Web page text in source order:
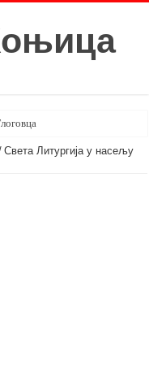
Света Литургија у насељу